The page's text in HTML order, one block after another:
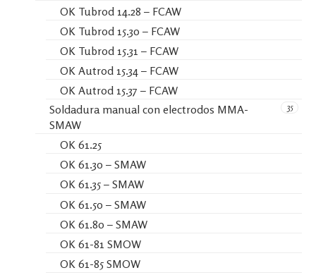
OK Tubrod 14.28 – FCAW
OK Tubrod 15.30 – FCAW
OK Tubrod 15.31 – FCAW
OK Autrod 15.34 – FCAW
OK Autrod 15.37 – FCAW
35
Soldadura manual con electrodos MMA-
SMAW
OK 61.25
OK 61.30 – SMAW
OK 61.35 – SMAW
OK 61.50 – SMAW
OK 61.80 – SMAW
OK 61-81 SMOW
OK 61-85 SMOW